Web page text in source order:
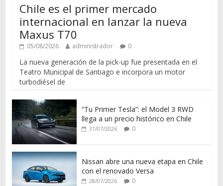
Chile es el primer mercado
internacional en lanzar la nueva
Maxus T70
05/08/2026 administrador 0
La nueva generación de la pick-up fue presentada en el
Teatro Municipal de Santiago e incorpora un motor
turbodiésel de
“Tu Primer Tesla”: el Model 3 RWD
llega a un precio histórico en Chile
31/07/2026 0
Nissan abre una nueva etapa en Chile
con el renovado Versa
28/07/2026 0